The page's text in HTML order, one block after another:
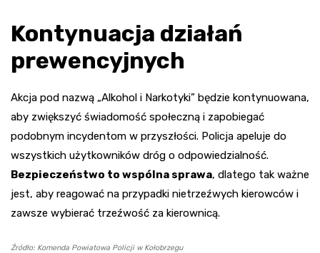
Kontynuacja działań
prewencyjnych
Akcja pod nazwą „Alkohol i Narkotyki” będzie kontynuowana,
aby zwiększyć świadomość społeczną i zapobiegać
podobnym incydentom w przyszłości. Policja apeluje do
wszystkich użytkowników dróg o odpowiedzialność.
Bezpieczeństwo to wspólna sprawa, dlatego tak ważne
jest, aby reagować na przypadki nietrzeźwych kierowców i
zawsze wybierać trzeźwość za kierownicą.
Źródło: Komenda Powiatowa Policji w Kołobrzegu